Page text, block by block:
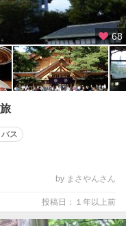
68
ス
by まさやんさん
投稿日：１年以上前